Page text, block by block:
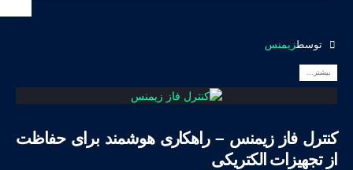
توسطزیمنس
بیشتر...
کنترل فاز زیمنس – راهکاری هوشمند برای حفاظت
از تجهیزات الکتریکی